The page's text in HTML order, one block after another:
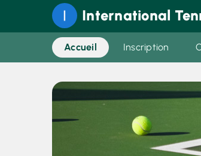
International
Accueil Inscription